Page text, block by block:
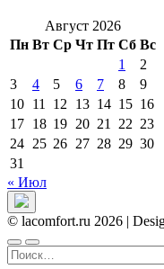
Август 2026
Пн Вт Ср Чт Пт Сб Вс
1
2
3
4 5 6 7 8
9
10 11 12 13 14 15 16
17 18 19 20 21 22 23
24 25 26 27 28 29 30
31
« Июл
© lacomfort.ru 2026 |
Найти: